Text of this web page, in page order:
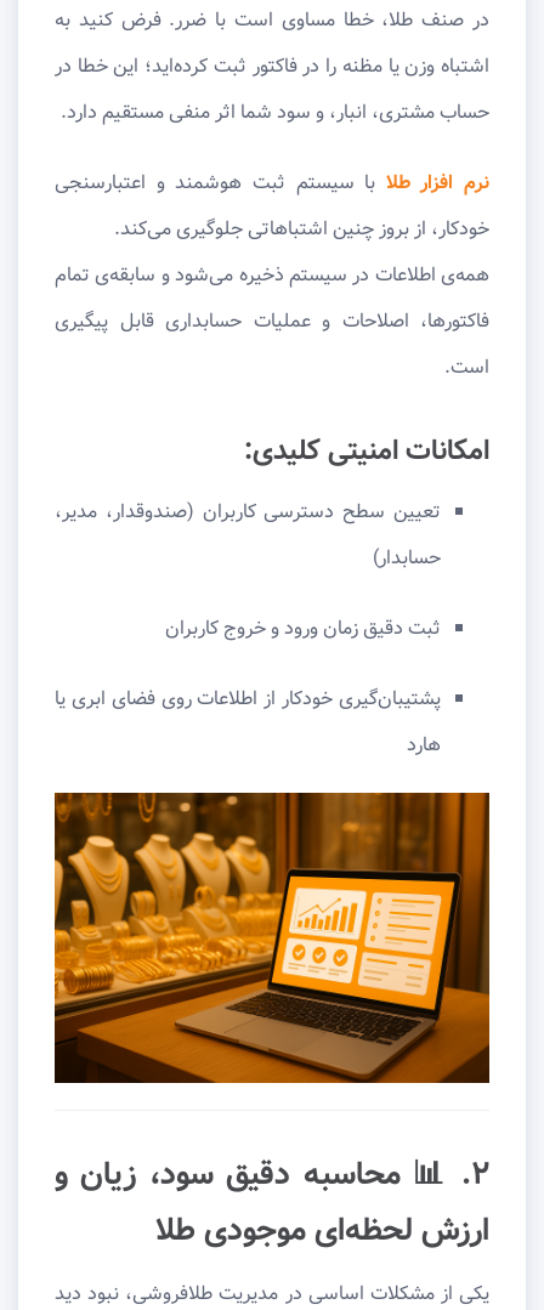
در صنف طلا، خطا مساوی است با ضرر. فرض کنید به
اشتباه وزن یا مظنه را در فاکتور ثبت کرده‌اید؛ این خطا در
حساب مشتری، انبار، و سود شما اثر منفی مستقیم دارد.
نرم افزار طلا با سیستم ثبت هوشمند و اعتبارسنجی
خودکار، از بروز چنین اشتباهاتی جلوگیری می‌کند.
همه‌ی اطلاعات در سیستم ذخیره می‌شود و سابقه‌ی تمام
فاکتورها، اصلاحات و عملیات حسابداری قابل پیگیری
است.
امکانات امنیتی کلیدی:
تعیین سطح دسترسی کاربران (صندوقدار، مدیر،
حسابدار)
ثبت دقیق زمان ورود و خروج کاربران
پشتیبان‌گیری خودکار از اطلاعات روی فضای ابری یا
هارد
۲. 📊 محاسبه دقیق سود، زیان و
ارزش لحظه‌ای موجودی طلا
یکی از مشکلات اساسی در مدیریت طلافروشی، نبود دید